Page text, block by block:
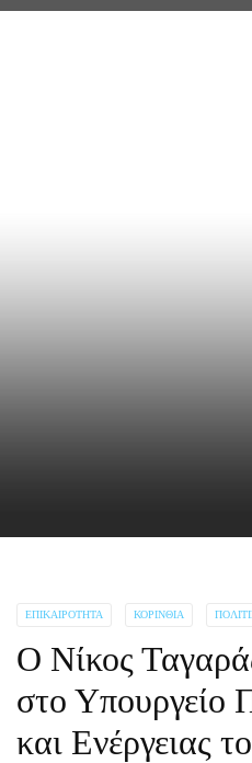
ΕΠΙΚΑΙΡΌΤΗΤΑ ΚΟΡΙΝΘΊΑ
Ο Νίκος
στο Υπουργείο
και Ενέργειας